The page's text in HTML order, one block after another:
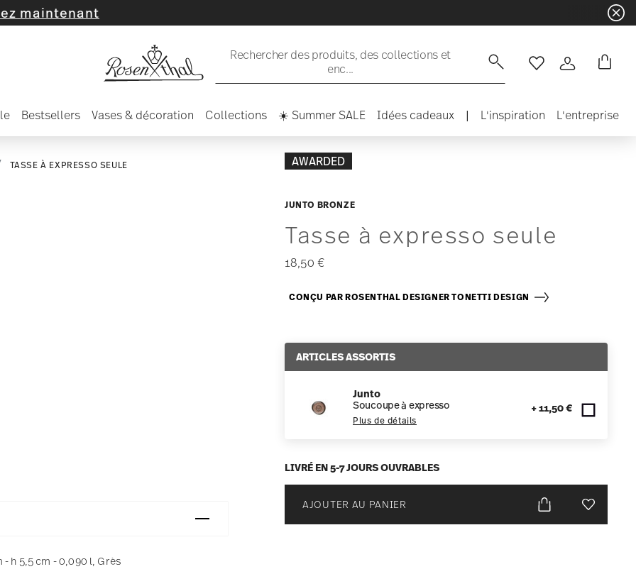
Rechercher des produits, des collections et
enc...
Liste de souhaits
Connexion
Bestsellers Vases & décoration Collections ☀️ Summer SALE Idées cadeaux | L'inspiration L'entreprise
AWARDED
JUNTO BRONZE
Tasse à expresso seule
18,50 €
CONÇU PAR ROSENTHAL DESIGNER TONETTI DESIGN
ARTICLES ASSORTIS
Junto
Soucoupe à expresso
Plus de détails
+ 11,50 €
LIVRÉ EN 5-7 JOURS OUVRABLES
AJOUTER AU PANIER Liste de
TASSE À EXPRESSO SEULE
h 5,5 cm - 0,090 l, Grès